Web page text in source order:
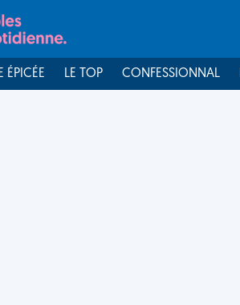
ÉPICÉE LE TOP CONFESSIONNAL